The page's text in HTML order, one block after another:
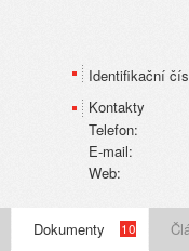
Identifikační
Kontakty
Telefon:
E-mail:
Web:
Dokumenty 10